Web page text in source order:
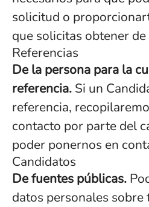
solicitud o
que solicitas obtener
Referencias
De la persona para la
referencia. Si un
referencia,
contacto por parte del
poder ponernos en
Candidatos
De fuentes públicas.
datos personales sobre